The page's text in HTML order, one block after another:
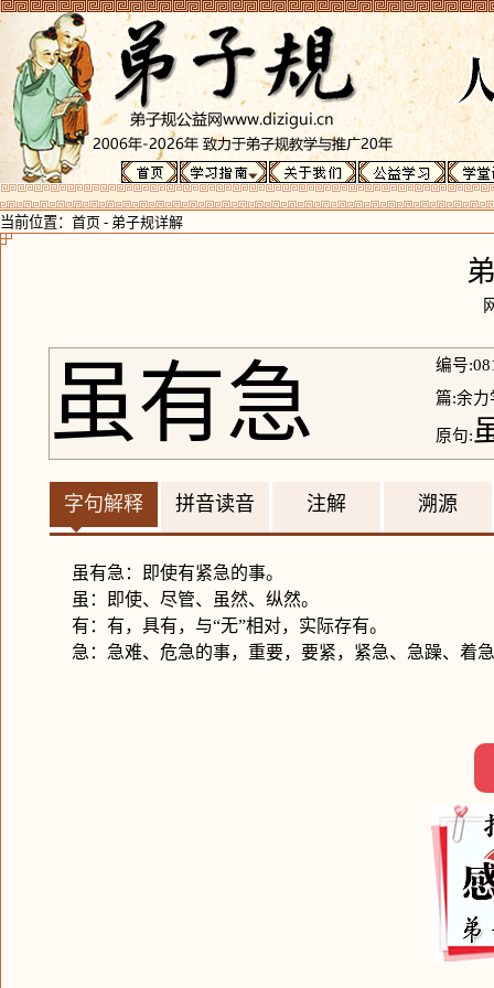
当前位置： 首页 - 弟子规详解
虽有急
编号
篇:余力
原句:
字句解释 拼音读音 注解 溯源
虽有急：即使有紧急的事。
虽：即使、尽管、虽然、纵然。
有：有，具有，与“无”相对，实际存有。
急：急难、危急的事，重要，要紧，紧急、急躁、着